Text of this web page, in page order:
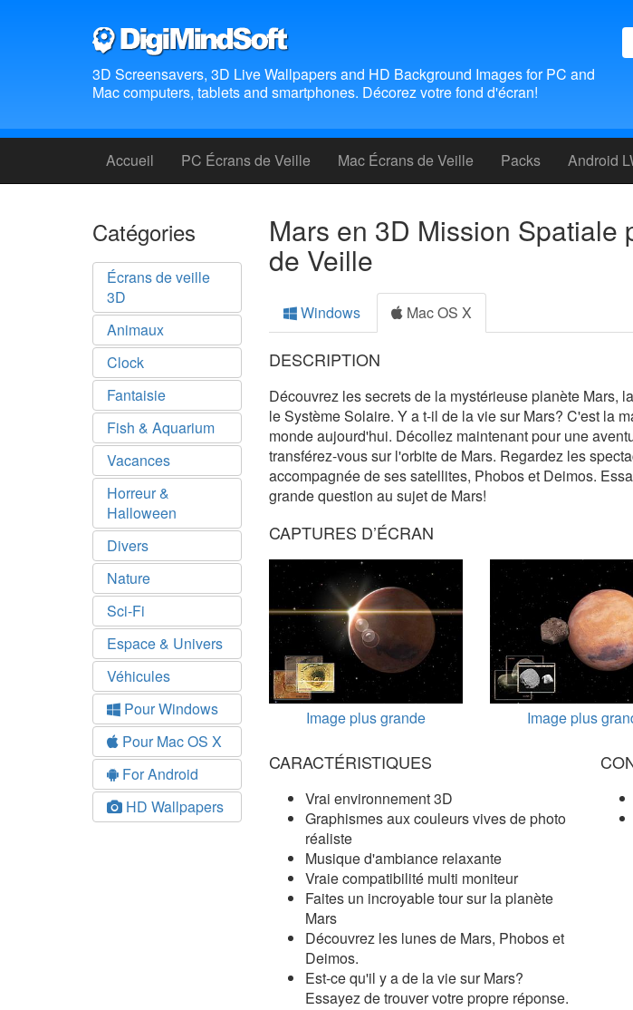
3D Screensavers, 3D Live Wallpapers and HD Background Images for PC and
Mac computers, tablets and smartphones. Décorez votre fond d'écran!
Accueil PC Écrans de Veille Mac Écrans de Veille Packs Android
Catégories
Écrans de veille
3D
Animaux
Clock
Fantaisie
Fish & Aquarium
Vacances
Horreur &
Halloween
Divers
Nature
Sci-Fi
Espace & Univers
Véhicules
Pour Windows
Pour Mac OS X
For Android
HD Wallpapers
Mars en 3D Mission Spatiale
de Veille
Windows Mac OS X
DESCRIPTION
Découvrez les secrets de la mystérieuse planète Mars,
le Système Solaire. Y a t-il de la vie sur Mars? C'est la
monde aujourd'hui. Décollez maintenant pour une
transférez-vous sur l'orbite de Mars. Regardez les
accompagnée de ses satellites, Phobos et Deimos.
grande question au sujet de Mars!
CAPTURES D’ÉCRAN
Image plus grande Image plus
CARACTÉRISTIQUES
Vrai environnement 3D
Graphismes aux couleurs vives de photo
réaliste
Musique d'ambiance relaxante
Vraie compatibilité multi moniteur
Faites un incroyable tour sur la planète
Mars
Découvrez les lunes de Mars, Phobos et
Deimos.
Est-ce qu'il y a de la vie sur Mars?
Essayez de trouver votre propre réponse.